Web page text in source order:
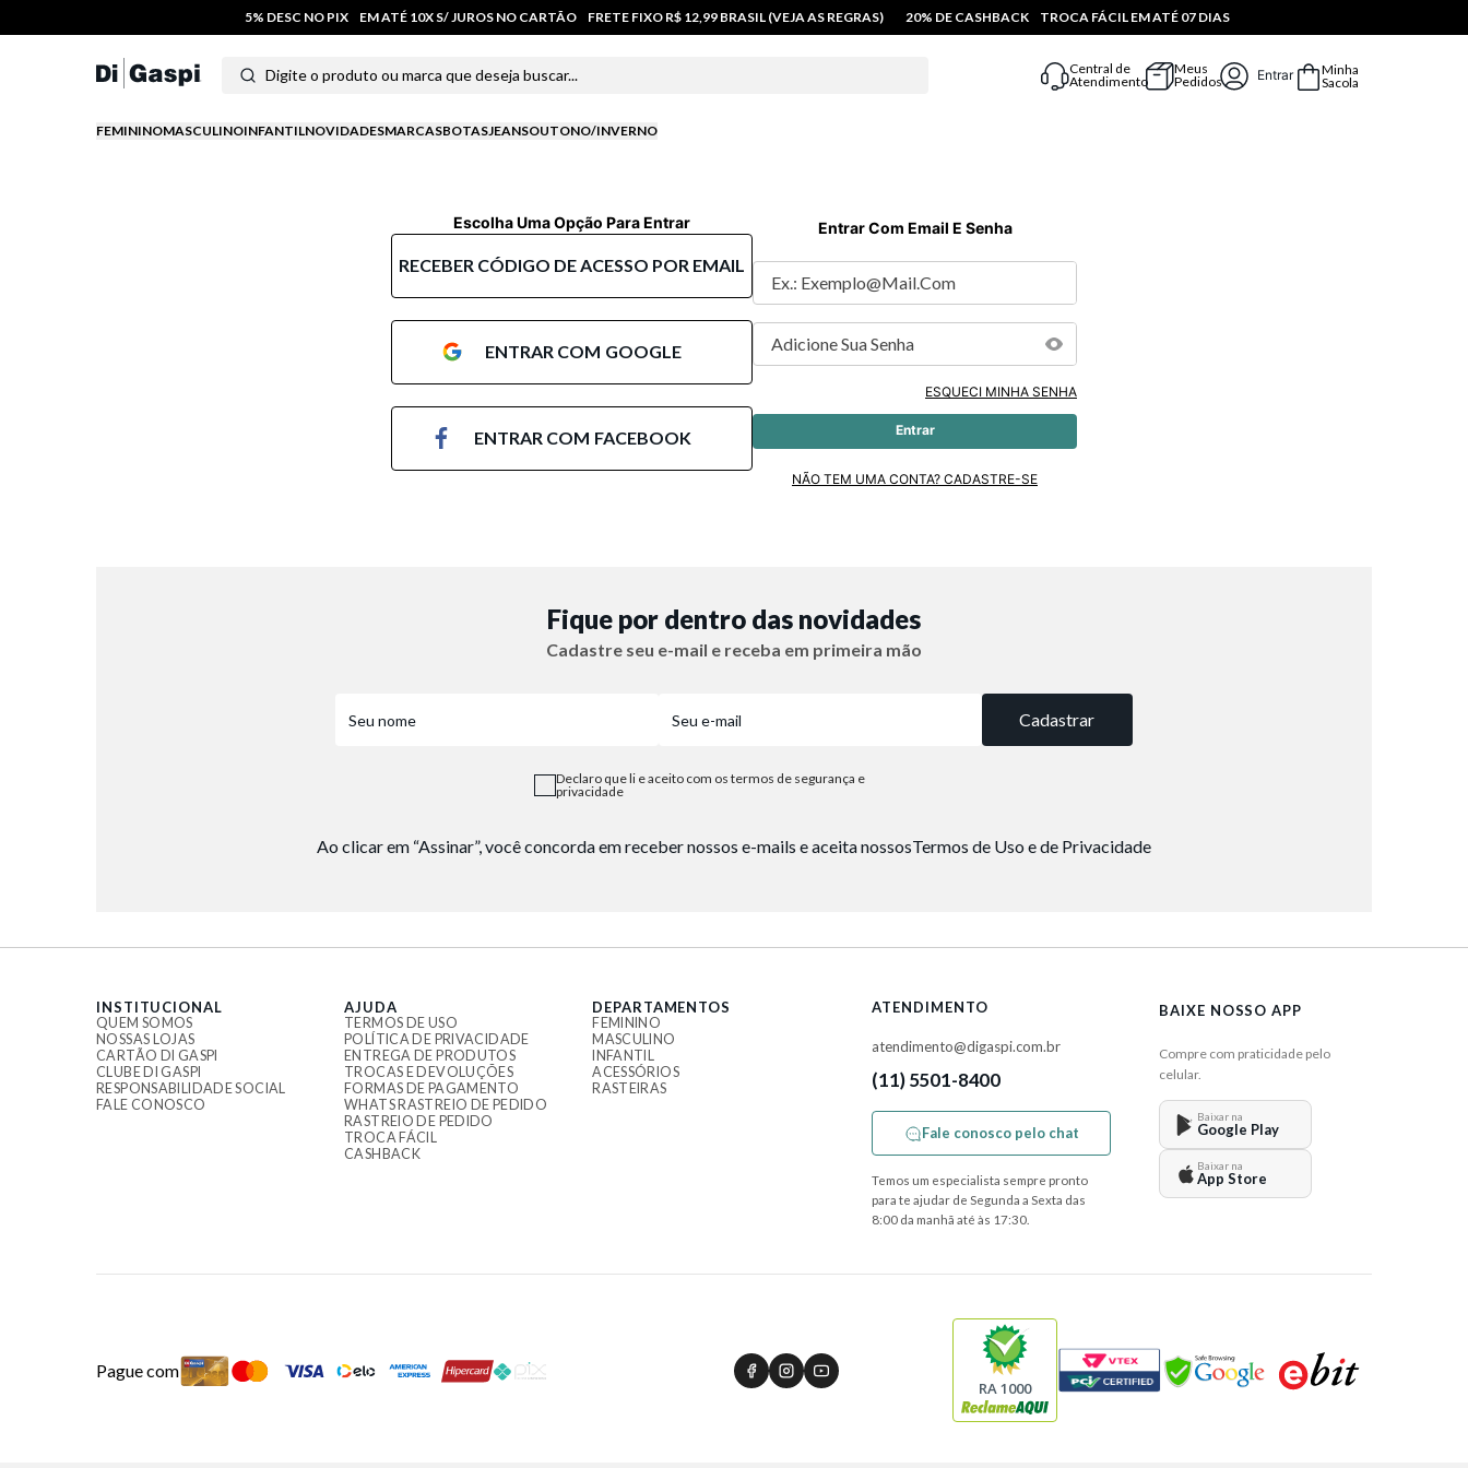
5% DESC NO PIX EM ATÉ 10X S/ JUROS NO CARTÃO FRETE FIXO R$ 12,99 BRASIL (VEJA AS REGRAS) 20% DE CASHBACK TROCA FÁCIL EM ATÉ 07 DIAS
Digite o produto ou marca que deseja buscar...
Central de
Atendimento
Meus
Pedidos
Entrar
Minha
Sacola
FEMININOMASCULINOINFANTILNOVIDADESMARCASBOTASJEANSOUTONO/INVERNO
Escolha Uma Opção Para Entrar
RECEBER CÓDIGO DE ACESSO POR EMAIL
ENTRAR COM GOOGLE
ENTRAR COM FACEBOOK
Entrar Com Email E Senha
ESQUECI MINHA SENHA
Entrar
NÃO TEM UMA CONTA? CADASTRE-SE
Fique por dentro das novidades
Cadastre seu e-mail e receba em primeira mão
Cadastrar
Declaro que li e aceito com os termos de segurança e
privacidade
Ao clicar em “Assinar”, você concorda em receber nossos e-mails e aceita nossosTermos de Uso e de Privacidade
INSTITUCIONAL
QUEM SOMOS
NOSSAS LOJAS
CARTÃO DI GASPI
CLUBE DI GASPI
RESPONSABILIDADE SOCIAL
FALE CONOSCO
AJUDA
TERMOS DE USO
POLÍTICA DE PRIVACIDADE
ENTREGA DE PRODUTOS
TROCAS E DEVOLUÇÕES
FORMAS DE PAGAMENTO
WHATS RASTREIO DE PEDIDO
RASTREIO DE PEDIDO
TROCA FÁCIL
CASHBACK
DEPARTAMENTOS
FEMININO
MASCULINO
INFANTIL
ACESSÓRIOS
RASTEIRAS
ATENDIMENTO
atendimento@digaspi.com.br
(11) 5501-8400
Fale conosco pelo chat
Temos um especialista sempre pronto
para te ajudar de Segunda a Sexta das
8:00 da manhã até às 17:30.
BAIXE NOSSO APP
Compre com praticidade pelo
celular.
Baixar na
Google Play
Baixar na
App Store
Pague com
RA 1000